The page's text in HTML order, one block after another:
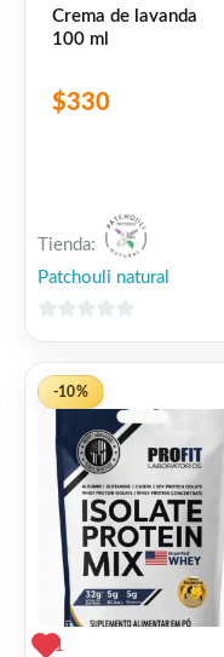
Crema de lavanda
100 ml
$330
Tienda:
Patchouli natural
5
-10%
1